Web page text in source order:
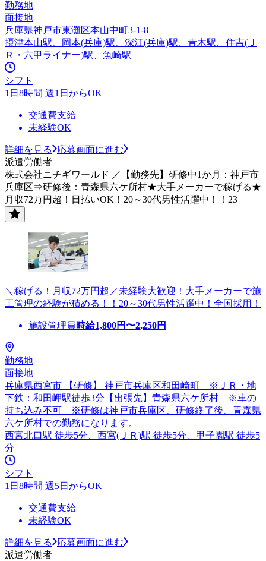
勤務地
面接地
兵庫県神戸市東灘区本山中町3-1-8
摂津本山駅、岡本(兵庫)駅、深江(兵庫)駅、青木駅、住吉(Ｊ
Ｒ・六甲ライナー)駅、魚崎駅
シフト
1日8時間 週1日からOK
交通費支給
未経験OK
詳細を見る
応募画面に進む
派遣労働者
株式会社ニチギワールド ／【勤務先】研修中1か月：神戸市
兵庫区⇒研修後：青森県六ケ所村★大手メーカーで稼げる★
月収72万円超！日払いOK！20～30代男性活躍中！！23
＼稼げる！月収72万円超／未経験大歓迎！大手メーカーで施
工管理の経験が積める！！20～30代男性活躍中！全国採用！
施設管理員 時給1,800円〜2,250円
勤務地
面接地
兵庫県西宮市 【研修】 神戸市兵庫区和田崎町 ※ＪＲ・地
下鉄：和田岬駅徒歩3分【出張先】青森県六ケ所村 ※車の
持ち込み不可 ※研修は神戸市兵庫区、研修終了後、青森県
六ケ所村での勤務になります。
西宮北口駅 徒歩5分、西宮(ＪＲ)駅 徒歩5分、甲子園駅 徒歩5
分
シフト
1日8時間 週5日からOK
交通費支給
未経験OK
詳細を見る
応募画面に進む
派遣労働者